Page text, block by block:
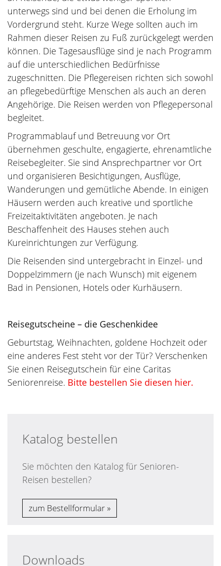
unterwegs sind und bei denen die Erholung im
Vordergrund steht. Kurze Wege sollten auch im
Rahmen dieser Reisen zu Fuß zurückgelegt werden
können. Die Tagesausflüge sind je nach Programm
auf die unterschiedlichen Bedürfnisse
zugeschnitten. Die Pflegereisen richten sich sowohl
an pflegebedürftige Menschen als auch an deren
Angehörige. Die Reisen werden von Pflegepersonal
begleitet.
Programmablauf und Betreuung vor Ort
übernehmen geschulte, engagierte, ehrenamtliche
Reisebegleiter. Sie sind Ansprechpartner vor Ort
und organisieren Besichtigungen, Ausflüge,
Wanderungen und gemütliche Abende. In einigen
Häusern werden auch kreative und sportliche
Freizeitaktivitäten angeboten. Je nach
Beschaffenheit des Hauses stehen auch
Kureinrichtungen zur Verfügung.
Die Reisenden sind untergebracht in Einzel- und
Doppelzimmern (je nach Wunsch) mit eigenem
Bad in Pensionen, Hotels oder Kurhäusern.
Reisegutscheine – die Geschenkidee
Geburtstag, Weihnachten, goldene Hochzeit oder
eine anderes Fest steht vor der Tür? Verschenken
Sie einen Reisegutschein für eine Caritas
Seniorenreise. Bitte bestellen Sie diesen hier.
Katalog bestellen
Sie möchten den Katalog für Senioren-
Reisen bestellen?
zum Bestellformular
Downloads